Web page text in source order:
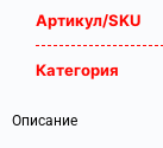
Артикул/SKU
Категория
Описание